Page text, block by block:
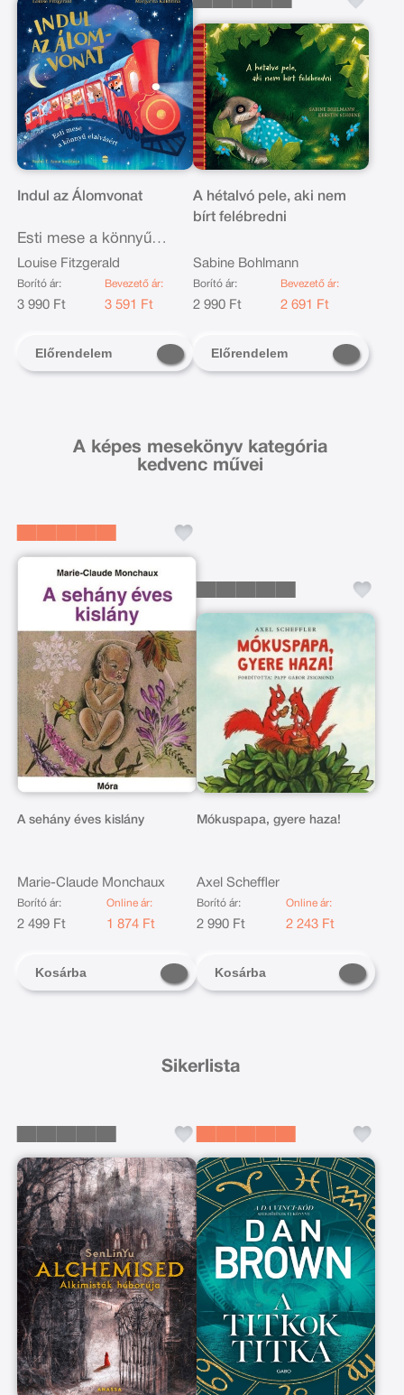
Indul az Álomvonat
Esti mese a könnyű
elalvásért
Louise Fitzgerald
Borító ár:
3 990 Ft
Bevezető ár:
3 591 Ft
Előrendelem
A hétalvó pele, aki nem
bírt felébredni
Sabine Bohlmann
Borító ár:
2 990 Ft
Bevezető ár:
2 691 Ft
Előrendelem
A képes mesekönyv kategória
kedvenc művei
A sehány éves kislány
Marie-Claude Monchaux
Borító ár:
2 499 Ft
Online ár:
1 874 Ft
Kosárba
Mókuspapa, gyere haza!
Axel Scheffler
Borító ár:
2 990 Ft
Online ár:
2 243 Ft
Kosárba
Sikerlista